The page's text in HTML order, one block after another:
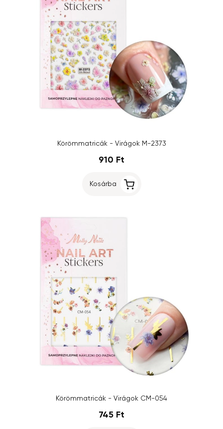
Körömmatricák - Virágok M-2373
910 Ft
Kosárba
Körömmatricák - Virágok CM-054
745 Ft